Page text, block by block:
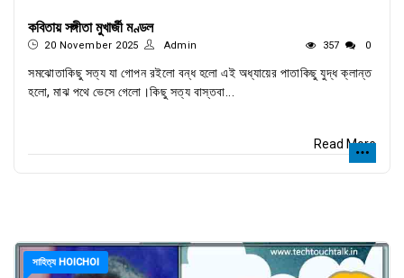
কবিতায় সঙ্গীতা মুখার্জী মণ্ডল
20 November 2025 Admin 357 0
সমঝোতাকিছু সত্য যা গোপন রইলো বন্ধ হলো এই অধ্যায়ের পাতাকিছু যুদ্ধ ক্লান্ত
হলো, মাঝ পথে ভেসে গেলো।কিছু সত্য বাস্তবা...
Read More
সাহিত্য HOICHOI